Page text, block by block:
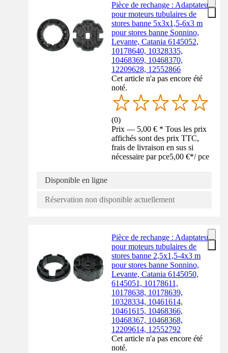
Pièce de rechange : Adaptateur
pour moteurs tubulaires de
stores banne 5x3x1,5-6x3 m
pour stores banne Sonnino,
Levante, Catania 6145052,
10178640, 10328335,
10468369, 10468370,
12209628, 12552866
Cet article n'a pas encore été
noté.
(0)
Prix — 5,00 € * Tous les prix
affichés sont des prix TTC,
frais de livraison en sus si
nécessaire par pce5,00 €*/ pce
Disponible en ligne
Réservation non disponible actuellement
Pièce de rechange : Adaptateur
pour moteurs tubulaires de
stores banne 2,5x1,5-4x3 m
pour stores banne Sonnino,
Levante, Catania 6145050,
6145051, 10178611,
10178638, 10178639,
10328334, 10461614,
10461615, 10468366,
10468367, 10468368,
12209614, 12552792
Cet article n'a pas encore été
noté.